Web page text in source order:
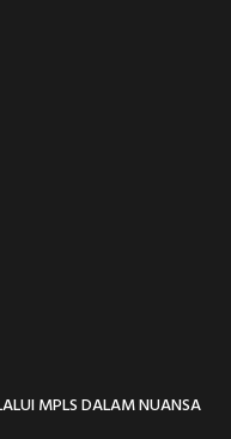
MPLS DALAM NUANSA